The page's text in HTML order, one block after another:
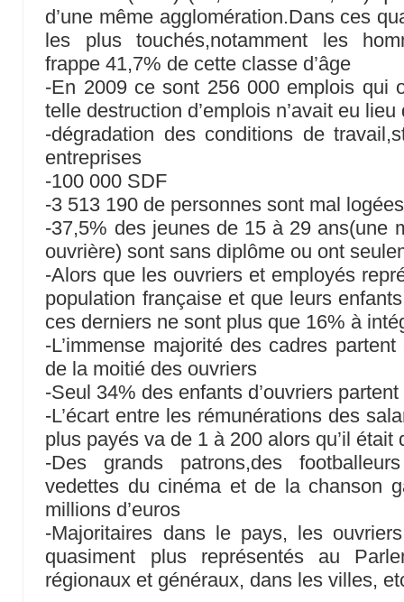
d’une même agglomération.Dans ces
les plus touchés,notamment les
frappe 41,7% de cette classe d’âge
-En 2009 ce sont 256 000 emplois qui
telle destruction d’emplois n’avait eu
-dégradation des conditions de
entreprises
-100 000 SDF
-3 513 190 de personnes sont mal logées
-37,5% des jeunes de 15 à 29 ans(une
ouvrière) sont sans diplôme ou ont
-Alors que les ouvriers et employés
population française et que leurs
ces derniers ne sont plus que 16% à
-L’immense majorité des cadres
de la moitié des ouvriers
-Seul 34% des enfants d’ouvriers
-L’écart entre les rémunérations des
plus payés va de 1 à 200 alors qu’il était
-Des grands patrons,des
vedettes du cinéma et de la chanson
millions d’euros
-Majoritaires dans le pays, les
quasiment plus représentés au
régionaux et généraux, dans les villes,